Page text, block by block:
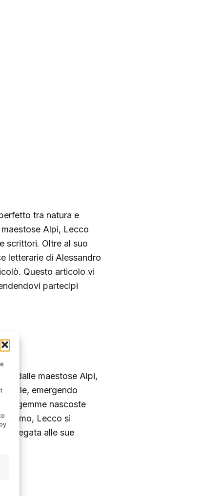
tra natura e
Alpi, Lecco
scrittori. Oltre al suo
letterarie di Alessandro
Questo articolo vi
partecipi
dalle maestose Alpi,
emergendo
le gemme nascoste
Como, Lecco si
legata alle sue